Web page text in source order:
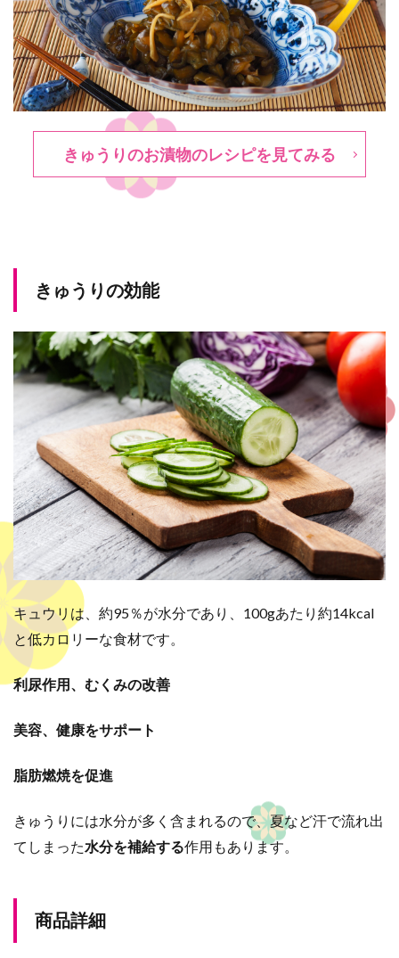
きゅうりのお漬物のレシピを見てみる
きゅうりの効能
キュウリは、約95％が水分であり、100gあたり約14kcal
と低カロリーな食材です。
利尿作用、むくみの改善
美容、健康をサポート
脂肪燃焼を促進
きゅうりには水分が多く含まれるので、夏など汗で流れ出
てしまった水分を補給する作用もあります。
商品詳細